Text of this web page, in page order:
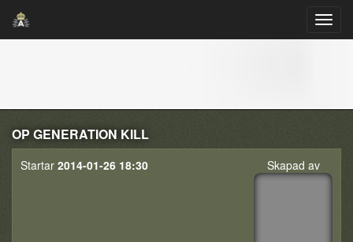
OP GENERATION KILL
Skapad av
Startar 2014-01-26 18:30